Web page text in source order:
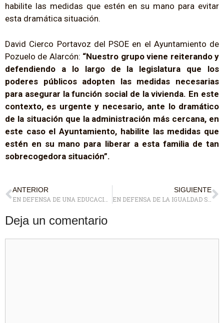
habilite las medidas que estén en su mano para evitar
esta dramática situación.
David Cierco Portavoz del PSOE en el Ayuntamiento de
Pozuelo de Alarcón: “Nuestro grupo viene reiterando y
defendiendo a lo largo de la legislatura que los
poderes públicos adopten las medidas necesarias
para asegurar la función social de la vivienda. En este
contexto, es urgente y necesario, ante lo dramático
de la situación que la administración más cercana, en
este caso el Ayuntamiento, habilite las medidas que
estén en su mano para liberar a esta familia de tan
sobrecogedora situación”.
ANTERIOR
EN DEFENSA DE UNA EDUCACIÓN PÚBLICA Y DE CALIDAD, TAMBIÉN PARA POZUELO
SIGUIENTE
EN DEFENSA DE LA IGUALDAD SOCIAL EN POZUELO
Deja un comentario